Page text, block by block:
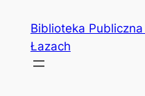
treści
Biblioteka
Łazach